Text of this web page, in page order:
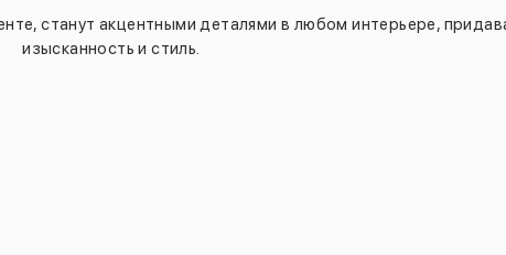
станут акцентными деталями в любом интерьере,
изысканность и стиль.